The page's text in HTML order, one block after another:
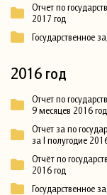
Отчет по
2017 год
Государственное
2016 год
Отчет по
9 месяцев 2016
Отчет за по
за I полугодие
Отчёт по
2016 год
Государственное